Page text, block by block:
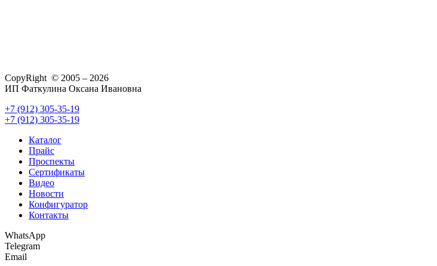
CopyRight © 2005 – 2026
ИП Фаткулина Оксана Ивановна
+7 (912) 305-35-19
+7 (912) 305-35-19
Каталог
Прайс
Проспекты
Сертификаты
Видео
Новости
Конфигуратор
Контакты
WhatsApp
Telegram
Email